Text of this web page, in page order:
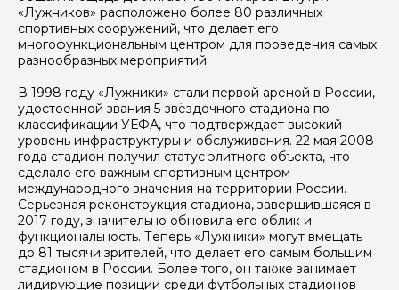
«Лужников» расположено более 80 различных
спортивных сооружений, что делает его
многофункциональным центром для проведения самых
разнообразных мероприятий.
В 1998 году «Лужники» стали первой ареной в России,
удостоенной звания 5-звёздочного стадиона по
классификации УЕФА, что подтверждает высокий
уровень инфраструктуры и обслуживания. 22 мая 2008
года стадион получил статус элитного объекта, что
сделало его важным спортивным центром
международного значения на территории России.
Серьезная реконструкция стадиона, завершившаяся в
2017 году, значительно обновила его облик и
функциональность. Теперь «Лужники» могут вмещать
до 81 тысячи зрителей, что делает его самым большим
стадионом в России. Более того, он также занимает
лидирующие позиции среди футбольных стадионов
Как вас зовут
Ваша электронная почта
Ваш номер телефона
Вопросы и комментарии
Если у вас есть интересующие вопросы, можете их
задать